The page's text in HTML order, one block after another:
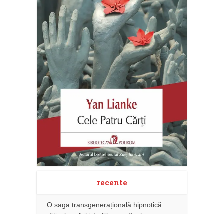
recente
O saga transgenerațională hipnotică: